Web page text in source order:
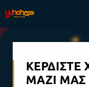
ΜΑΖΊ ΜΑΣ